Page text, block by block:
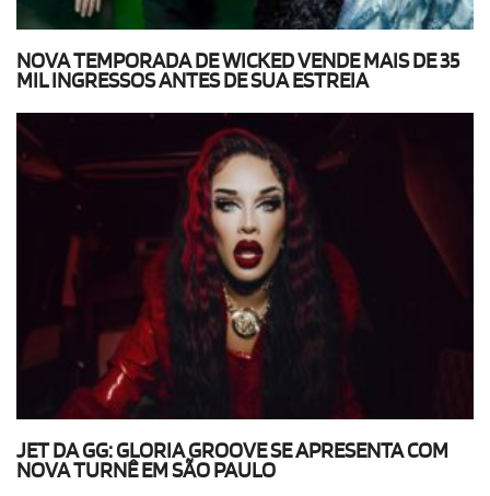
NOVA TEMPORADA DE WICKED VENDE MAIS DE 35
MIL INGRESSOS ANTES DE SUA ESTREIA
JET DA GG: GLORIA GROOVE SE APRESENTA COM
NOVA TURNÊ EM SÃO PAULO